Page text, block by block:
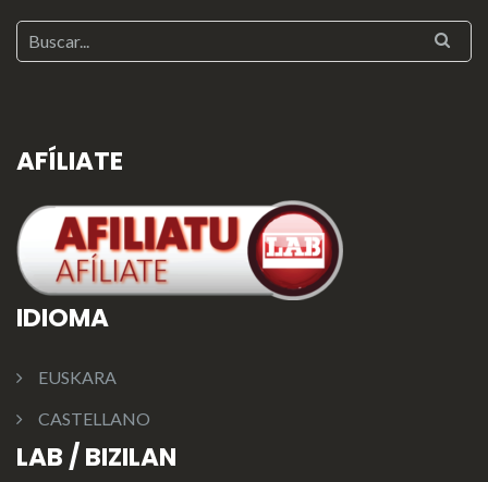
AFÍLIATE
IDIOMA
EUSKARA
CASTELLANO
LAB / BIZILAN